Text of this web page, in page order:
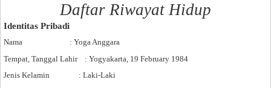
Daftar Riwayat Hidup
Identitas Pribadi
Nama
: Yoga Anggara
Tempat, Tanggal Lahir
: Yogyakarta, 19 February 1984
Jenis Kelamin
: Laki-Laki